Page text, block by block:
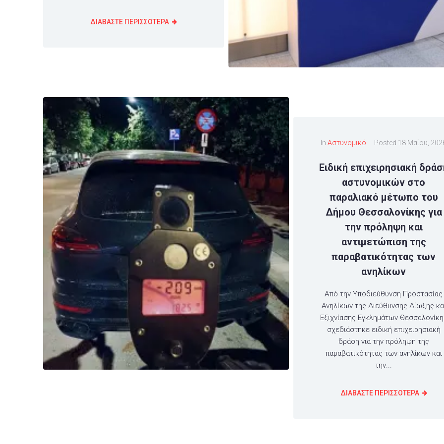
ΔΙΑΒΑΣΤΕ ΠΕΡΙΣΣΟΤΕΡΑ
InΑστυνομικό Posted 18 Μαΐου,
Ειδική επιχειρησιακή
αστυνομικών στο
παραλιακό μέτωπο του
Δήμου Θεσσαλονίκης για
την πρόληψη και
αντιμετώπιση της
παραβατικότητας των
ανηλίκων
Από την Υποδιεύθυνση Προστασίας
Ανηλίκων της Διεύθυνσης Δίωξης
Εξιχνίασης Εγκλημάτων
σχεδιάστηκε ειδική επιχειρησιακή
δράση για την πρόληψη της
παραβατικότητας των ανηλίκων και
την...
ΔΙΑΒΑΣΤΕ ΠΕΡΙΣΣΟΤΕΡΑ